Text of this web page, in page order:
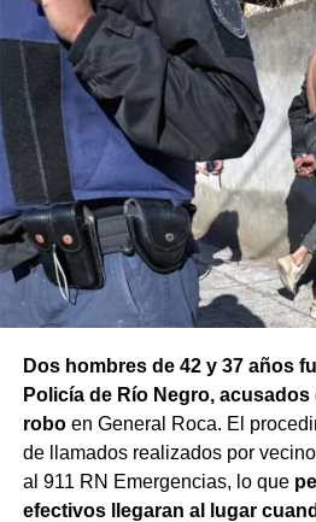
Dos hombres de 42 y 37 años
Policía de Río Negro,
roboen General Roca. El
de llamados realizados por
al 911 RN Emergencias, lo que
efectivos llegaran al lugar